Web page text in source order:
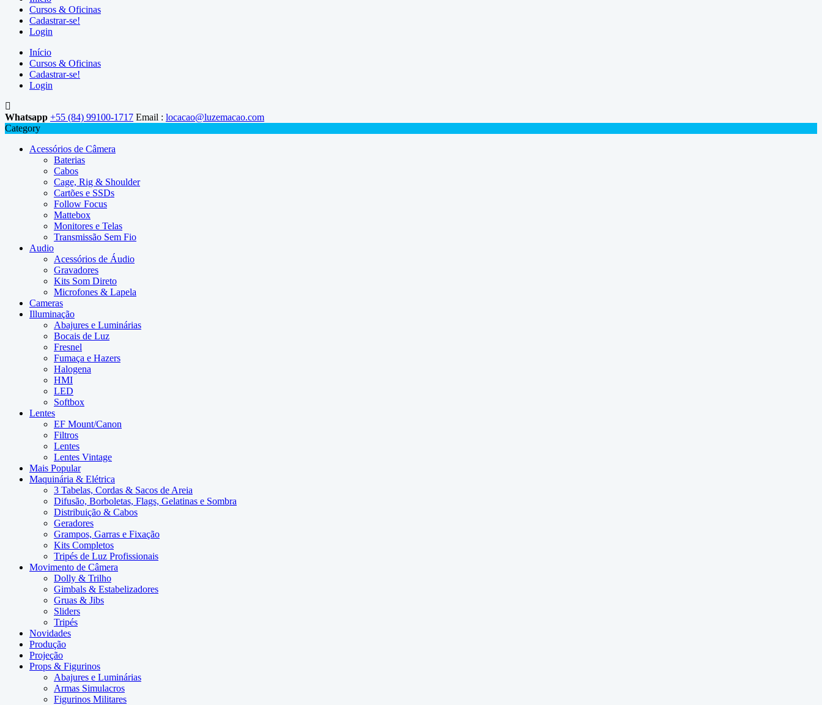
Cursos & Oficinas
Cadastrar-se!
Login
Início
Cursos & Oficinas
Cadastrar-se!
Login
Whatsapp +55 (84) 99100-1717 Email : locacao@luzemacao.com
Category
Acessórios de Câmera
Baterias
Cabos
Cage, Rig & Shoulder
Cartões e SSDs
Follow Focus
Mattebox
Monitores e Telas
Transmissão Sem Fio
Audio
Acessórios de Áudio
Gravadores
Kits Som Direto
Microfones & Lapela
Cameras
Illuminação
Abajures e Luminárias
Bocais de Luz
Fresnel
Fumaça e Hazers
Halogena
HMI
LED
Softbox
Lentes
EF Mount/Canon
Filtros
Lentes
Lentes Vintage
Mais Popular
Maquinária & Elétrica
3 Tabelas, Cordas & Sacos de Areia
Difusão, Borboletas, Flags, Gelatinas e Sombra
Distribuição & Cabos
Geradores
Grampos, Garras e Fixação
Kits Completos
Tripés de Luz Profissionais
Movimento de Câmera
Dolly & Trilho
Gimbals & Estabelizadores
Gruas & Jibs
Sliders
Tripés
Novidades
Produção
Projeção
Props & Figurinos
Abajures e Luminárias
Armas Simulacros
Figurinos Militares